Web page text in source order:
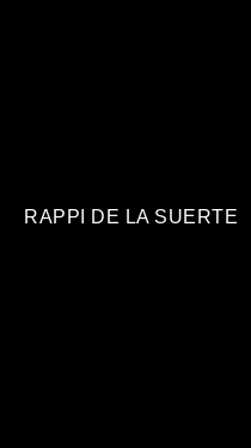
RAPPI DE LA SUERTE